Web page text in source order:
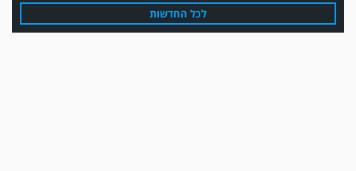
משחק אימון: הפועל אזור והפועל מרמורק סיימו בתוצאה 0-0 .
לכל החדשות